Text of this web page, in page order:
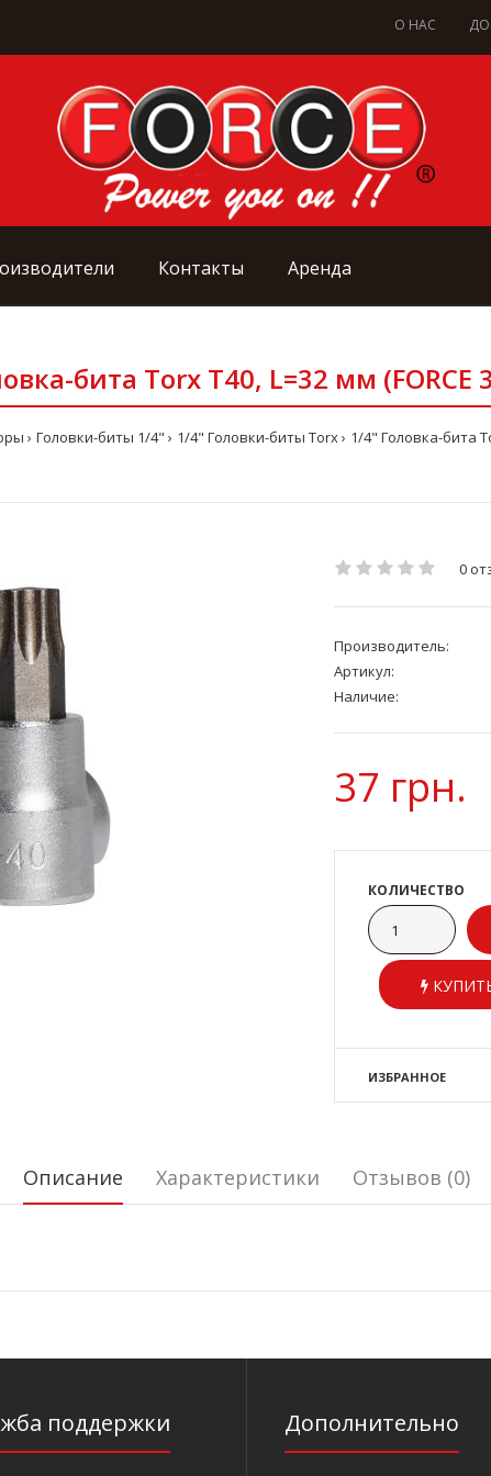
О НАС
Контакты Аренда
бита Torx Т40, L=32 мм (FORCE
Головки-биты 1/4" 1/4" Головки-биты Torx 1/4" Головка-бита
0
Производитель:
Артикул:
Наличие:
37 грн.
КОЛИЧЕСТВО
ИЗБРАННОЕ
Описание Характеристики Отзывов (0)
поддержки Дополнительно